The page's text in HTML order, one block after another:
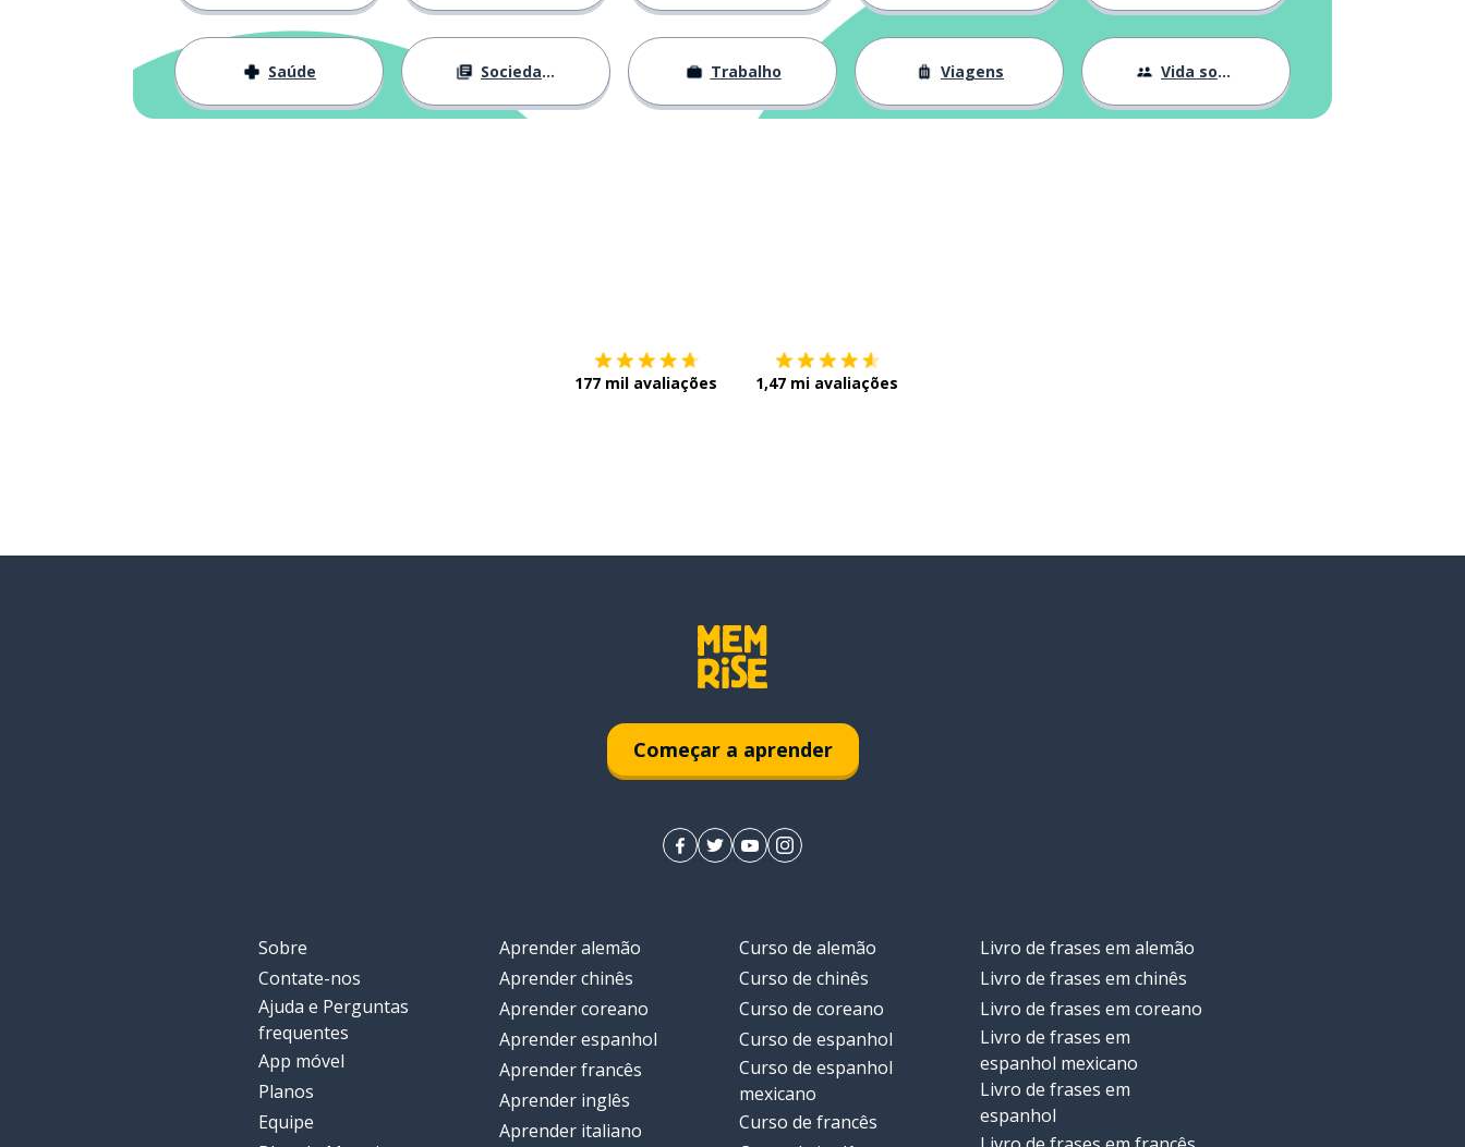
Saúde Sociedade Trabalho Viagens Vida social
177 mil avaliações 1,47 mi avaliações
Começar a aprender
Sobre
Contate-nos
Ajuda e Perguntas
frequentes
App móvel
Planos
Equipe
Aprender alemão
Aprender chinês
Aprender coreano
Aprender espanhol
Aprender francês
Aprender inglês
Aprender italiano
Curso de alemão
Curso de chinês
Curso de coreano
Curso de espanhol
Curso de espanhol
mexicano
Curso de francês
Livro de frases em alemão
Livro de frases em chinês
Livro de frases em coreano
Livro de frases em
espanhol mexicano
Livro de frases em
espanhol